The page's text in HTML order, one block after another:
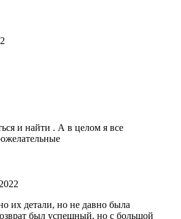
и найти . А в целом я все
их детали, но не давно была
был успешный, но с большой